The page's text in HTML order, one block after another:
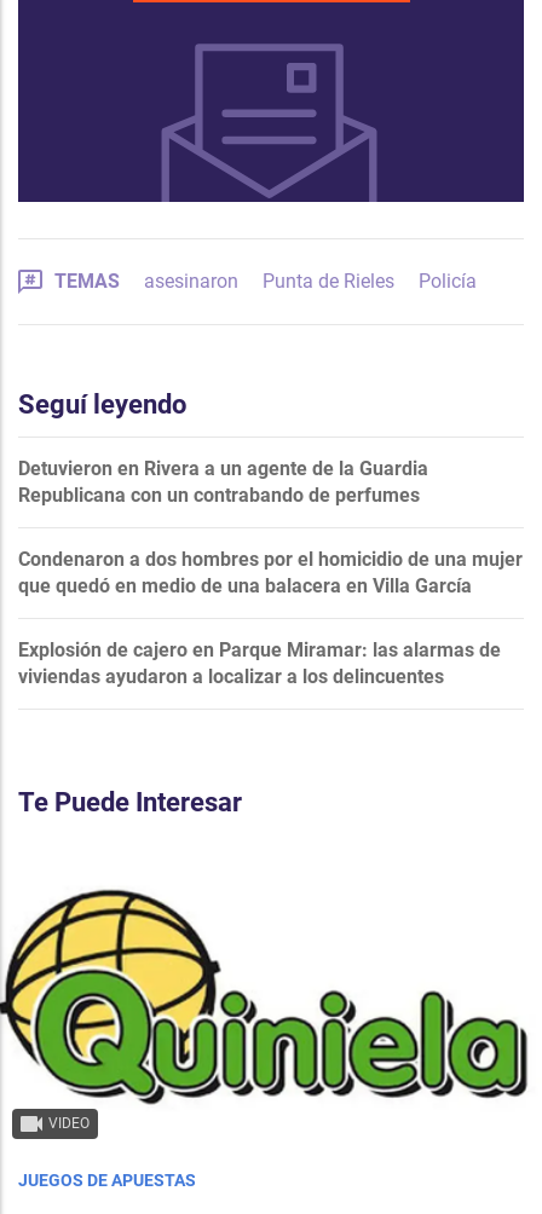
TEMAS asesinaron Punta de Rieles Policía
Seguí leyendo
Detuvieron en Rivera a un agente de la Guardia
Republicana con un contrabando de perfumes
Condenaron a dos hombres por el homicidio de una mujer
que quedó en medio de una balacera en Villa García
Explosión de cajero en Parque Miramar: las alarmas de
viviendas ayudaron a localizar a los delincuentes
Te Puede Interesar
VIDEO
JUEGOS DE APUESTAS